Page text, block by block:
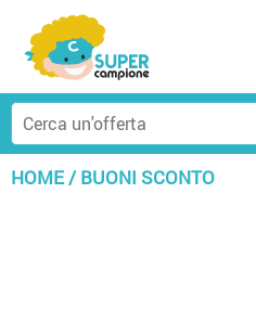
HOME/BUONI SCONTO